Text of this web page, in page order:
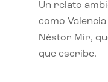
Un relato
como
Néstor Mir,
que escribe.